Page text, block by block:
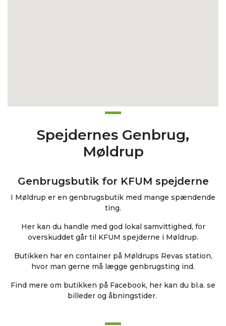
Spejdernes Genbrug,
Møldrup
Genbrugsbutik for KFUM spejderne
I Møldrup er en genbrugsbutik med mange spændende
ting.
Her kan du handle med god lokal samvittighed, for
overskuddet går til KFUM spejderne i Møldrup.
Butikken har en container på Møldrups Revas station,
hvor man gerne må lægge genbrugsting ind.
Find mere om butikken på Facebook, her kan du bl.a. se
billeder og åbningstider.